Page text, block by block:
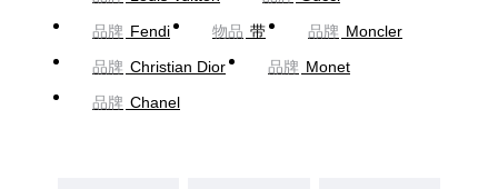
品牌 Fendi 物品 带 品牌 Moncler
品牌 Christian Dior 品牌 Monet
品牌 Chanel